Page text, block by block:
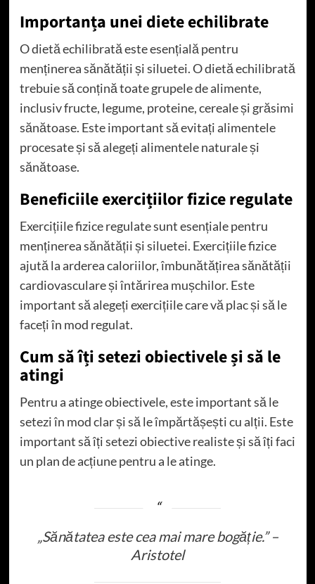
Importanța unei diete echilibrate
O dietă echilibrată este esențială pentru
menținerea sănătății și siluetei. O dietă echilibrată
trebuie să conțină toate grupele de alimente,
inclusiv fructe, legume, proteine, cereale și grăsimi
sănătoase. Este important să evitați alimentele
procesate și să alegeți alimentele naturale și
sănătoase.
Beneficiile exercițiilor fizice regulate
Exercițiile fizice regulate sunt esențiale pentru
menținerea sănătății și siluetei. Exercițiile fizice
ajută la arderea caloriilor, îmbunătățirea sănătății
cardiovasculare și întărirea mușchilor. Este
important să alegeți exercițiile care vă plac și să le
faceți în mod regulat.
Cum să îți setezi obiectivele și să le
atingi
Pentru a atinge obiectivele, este important să le
setezi în mod clar și să le împărtășești cu alții. Este
important să îți setezi obiective realiste și să îți faci
un plan de acțiune pentru a le atinge.
„Sănătatea este cea mai mare bogăție.” –
Aristotel